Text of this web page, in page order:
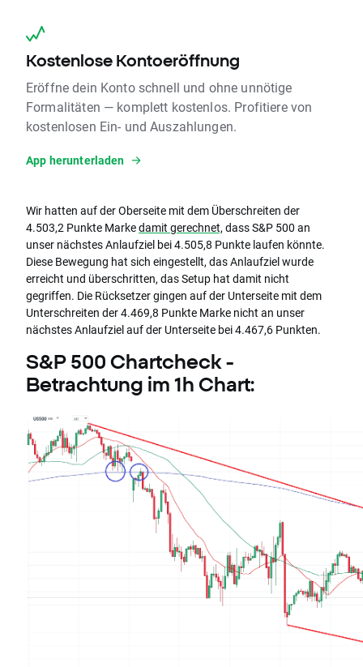
Kostenlose Kontoeröffnung
Eröffne dein Konto schnell und ohne unnötige
Formalitäten — komplett kostenlos. Profitiere von
kostenlosen Ein- und Auszahlungen.
App herunterladen
Wir hatten auf der Oberseite mit dem Überschreiten der
4.503,2 Punkte Markedamit gerechnet, dass S&P 500 an
unser nächstes Anlaufziel bei 4.505,8 Punkte laufen könnte.
Diese Bewegung hat sich eingestellt, das Anlaufziel wurde
erreicht und überschritten, das Setup hat damit nicht
gegriffen. Die Rücksetzer gingen auf der Unterseite mit dem
Unterschreiten der 4.469,8 Punkte Marke nicht an unser
nächstes Anlaufziel auf der Unterseite bei 4.467,6 Punkten.
S&P 500 Chartcheck -
Betrachtung im 1h Chart: